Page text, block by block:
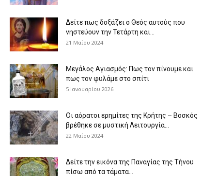
Δείτε πως δοξάζει ο Θεός αυτούς που
νηστεύουν την Τετάρτη και...
21 Μαΐου 2024
Μεγάλος Αγιασμός: Πως τον πίνουμε και
πως τον φυλάμε στο σπίτι
5 Ιανουαρίου 2026
Οι αόρατοι ερημίτες της Κρήτης – Βοσκός
βρέθηκε σε μυστική Λειτουργία...
22 Μαΐου 2024
Δείτε την εικόνα της Παναγίας της Τήνου
πίσω από τα τάματα...